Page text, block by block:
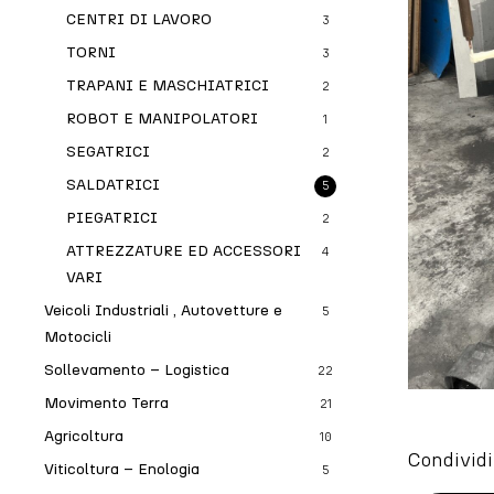
CENTRI DI LAVORO 3
TORNI 3
TRAPANI E MASCHIATRICI 2
ROBOT E MANIPOLATORI 1
SEGATRICI 2
SALDATRICI 5
PIEGATRICI 2
ATTREZZATURE ED ACCESSORI
VARI
4
Veicoli Industriali , Autovetture e
Motocicli
5
Sollevamento – Logistica 22
Movimento Terra 21
Agricoltura 10
Viticoltura – Enologia 5